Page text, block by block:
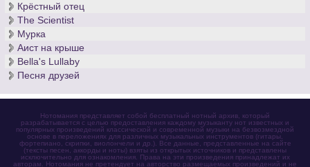
Крёстный отец
The Scientist
Мурка
Аист на крыше
Bella's Lullaby
Песня друзей
Нотомания представляет собой бесплатный нотный архив, который
разрабатывается с целью предоставления каждому музыканту нот известных и
популярных произведений классической и современной музыки на безвозмездной
основе в переложениях для различных музыкальных инструментов (гитары,
фортепиано, скрипки, виолончели и др.). Все данные, представленные на сайте
(тексты песен, аккорды и ноты) взяты из открытых источников и представлены
исключительно для ознакомления. Права на эти произведения принадлежат их
авторам. Нотомания не претендует на авторство размещаемых произведений и не